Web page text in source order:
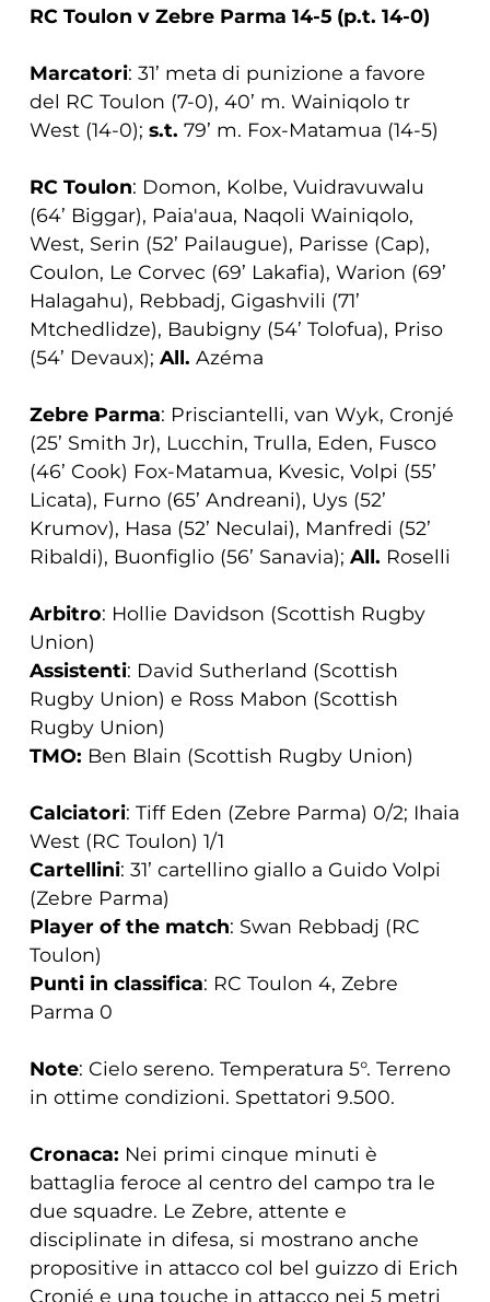
RC Toulon v Zebre Parma 14-5 (p.t. 14-0)
Marcatori: 31’ meta di punizione a favore
del RC Toulon (7-0), 40’ m. Wainiqolo tr
West (14-0); s.t. 79’ m. Fox-Matamua (14-5)
RC Toulon: Domon, Kolbe, Vuidravuwalu
(64’ Biggar), Paia'aua, Naqoli Wainiqolo,
West, Serin (52’ Pailaugue), Parisse (Cap),
Coulon, Le Corvec (69’ Lakafia), Warion (69’
Halagahu), Rebbadj, Gigashvili (71’
Mtchedlidze), Baubigny (54’ Tolofua), Priso
(54’ Devaux); All. Azéma
Zebre Parma: Prisciantelli, van Wyk, Cronjé
(25’ Smith Jr), Lucchin, Trulla, Eden, Fusco
(46’ Cook) Fox-Matamua, Kvesic, Volpi (55’
Licata), Furno (65’ Andreani), Uys (52’
Krumov), Hasa (52’ Neculai), Manfredi (52’
Ribaldi), Buonfiglio (56’ Sanavia); All. Roselli
Arbitro: Hollie Davidson (Scottish Rugby
Union)
Assistenti: David Sutherland (Scottish
Rugby Union) e Ross Mabon (Scottish
Rugby Union)
TMO: Ben Blain (Scottish Rugby Union)
Calciatori: Tiff Eden (Zebre Parma) 0/2; Ihaia
West (RC Toulon) 1/1
Cartellini: 31’ cartellino giallo a Guido Volpi
(Zebre Parma)
Player of the match: Swan Rebbadj (RC
Toulon)
Punti in classifica: RC Toulon 4, Zebre
Parma 0
Note: Cielo sereno. Temperatura 5°. Terreno
in ottime condizioni. Spettatori 9.500.
Cronaca: Nei primi cinque minuti è
battaglia feroce al centro del campo tra le
due squadre. Le Zebre, attente e
disciplinate in difesa, si mostrano anche
propositive in attacco col bel guizzo di Erich
Cronjé e una touche in attacco nei 5 metri